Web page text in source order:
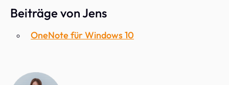
Beiträge von Jens
OneNote für Windows 10